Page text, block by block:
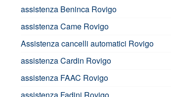
assistenza Beninca Rovigo
assistenza Came Rovigo
Assistenza cancelli automatici Rovigo
assistenza Cardin Rovigo
assistenza FAAC Rovigo